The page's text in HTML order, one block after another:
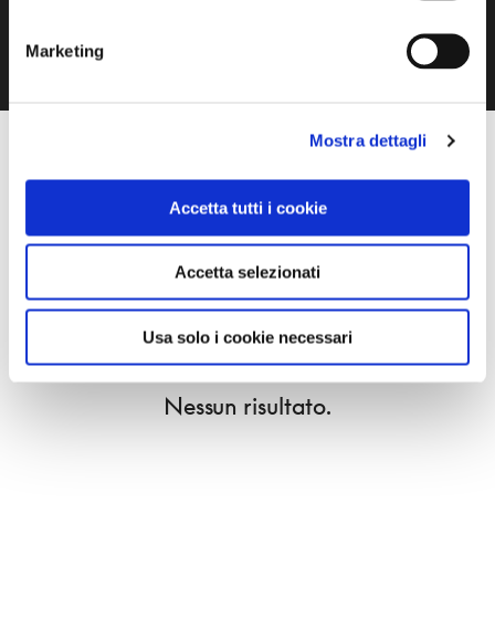
Marketing
Mostra dettagli
Accetta tutti i cookie
Accetta selezionati
Usa solo i cookie necessari
DOVE DORMIRE
MOSTRA SOLO CONVENZIONATI
Nessun risultato.